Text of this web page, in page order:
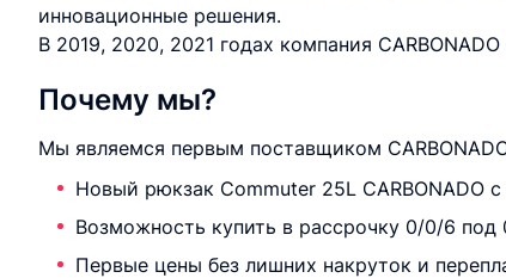
инновационные решения.
В 2019, 2020, 2021 годах компания
Почему мы?
Мы являемся первым поставщиком
Новый рюкзак Commuter 25L CARBONADO с
Возможность купить в рассрочку 0/0/6 под
Первые цены без лишних накруток и